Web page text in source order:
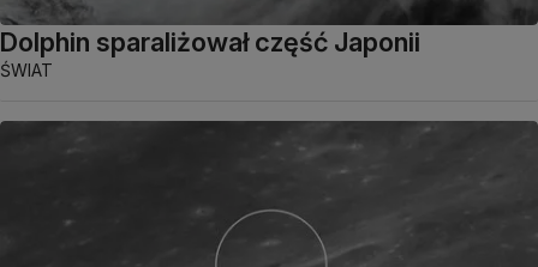
Dolphin sparaliżował część Japonii
ŚWIAT